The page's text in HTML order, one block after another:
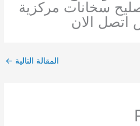
سخانات مركزية
اتصل الان
المقالة التالية ←